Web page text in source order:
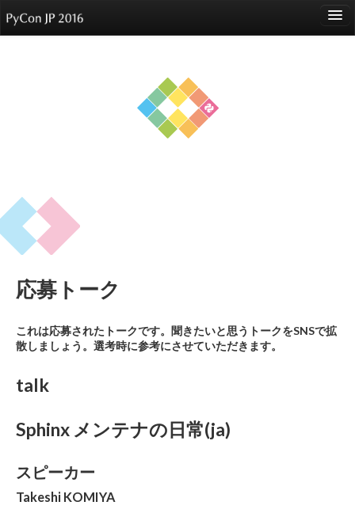
Sponsors
Participants
Reports
応募トーク
これは応募されたトークです。聞きたいと思うトークをSNSで拡
散しましょう。選考時に参考にさせていただきます。
talk
Sphinx メンテナの日常(ja)
スピーカー
Takeshi KOMIYA